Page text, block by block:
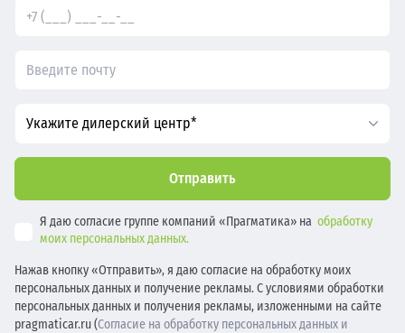
Укажите дилерский центр*
Отправить
Я даю согласие группе компаний «Прагматика» на обработку
моих персональных данных.
Нажав кнопку «Отправить», я даю согласие на обработку моих
персональных данных и получение рекламы. С условиями обработки
персональных данных и получения рекламы, изложенными на сайте
pragmaticar.ru (Согласие на обработку персональных данных и